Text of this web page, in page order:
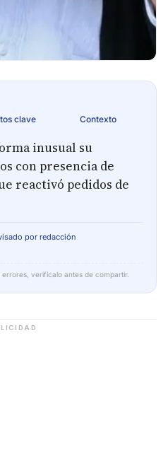
clave Contexto
inusual su
con presencia de
reactivó pedidos de
por redacción
verifícalo antes de compartir.